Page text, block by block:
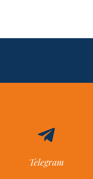
Telegram